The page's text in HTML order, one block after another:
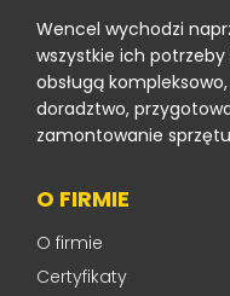
Wencel wychodzi
wszystkie ich
obsługą
doradztwo,
zamontowanie
O FIRMIE
O firmie
Certyfikaty